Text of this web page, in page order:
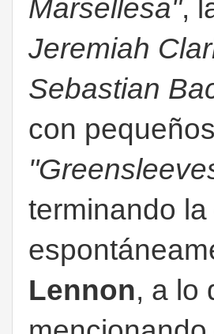
Marsellesa",
Jeremiah
Sebastian
con
terminando
Lennon, a lo